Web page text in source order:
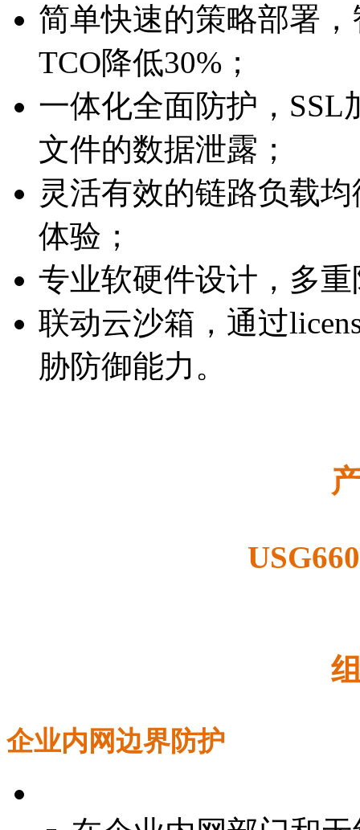
简单快速的策略部署
TCO降低30%；
一体化全面防护，
文件的数据泄露；
灵活有效的链路负载
体验；
专业软硬件设计，多
联动云沙箱，通过
胁防御能力。
企业内网边界防护